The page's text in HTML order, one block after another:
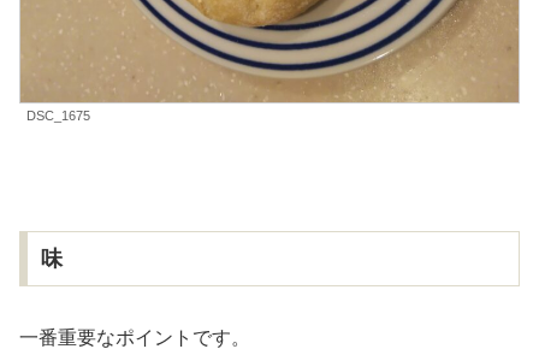
DSC_1675
味
一番重要なポイントです。